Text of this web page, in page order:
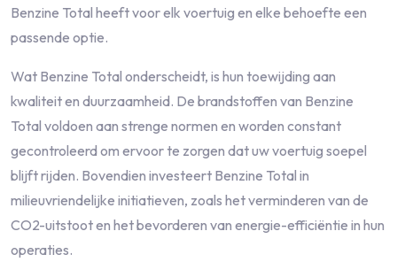
Benzine Total heeft voor elk voertuig en elke behoefte een
passende optie.
Wat Benzine Total onderscheidt, is hun toewijding aan
kwaliteit en duurzaamheid. De brandstoffen van Benzine
Total voldoen aan strenge normen en worden constant
gecontroleerd om ervoor te zorgen dat uw voertuig soepel
blijft rijden. Bovendien investeert Benzine Total in
milieuvriendelijke initiatieven, zoals het verminderen van de
CO2-uitstoot en het bevorderen van energie-efficiëntie in hun
operaties.